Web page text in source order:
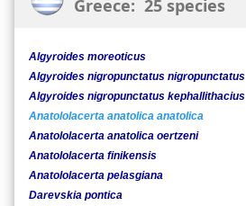
Greece: 25 species
Algyroides moreoticus
Algyroides nigropunctatus nigropunctatus
Algyroides nigropunctatus kephallithacius
Anatololacerta anatolica anatolica
Anatololacerta anatolica oertzeni
Anatololacerta finikensis
Anatololacerta pelasgiana
Darevskia pontica